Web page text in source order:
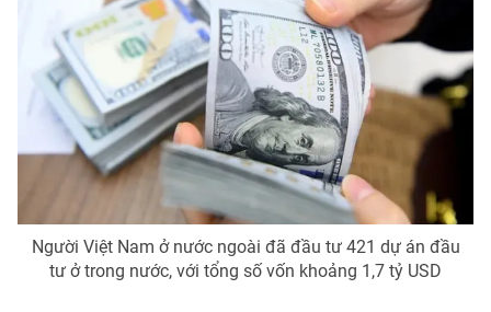
Emagazine Podcast
Photo Infographic
Video Shorts video
VTV Thể thao
VTV Sức khoẻ Bất động sản
Người Việt Nam ở nước ngoài đã đầu tư 421 dự án đầu
tư ở trong nước, với tổng số vốn khoảng 1,7 tỷ USD